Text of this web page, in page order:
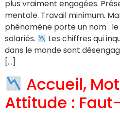
plus vraiment engagées.
mentale. Travail minimum.
phénomène porte un nom :
salariés.
Les chiffres qui
dans le monde sont
[…]
Accueil,
Attitude :